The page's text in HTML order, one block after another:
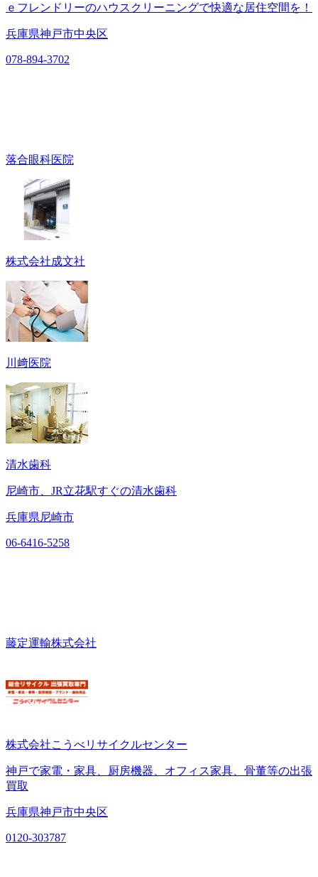
ｅフレンドリーのハウスクリーニングで快適な居住空間を！
兵庫県神戸市中央区
078-894-3702
落合眼科医院
株式会社成文社
川﨑医院
清水歯科
尼崎市、JR立花駅すぐの清水歯科
兵庫県尼崎市
06-6416-5258
藤定運輸株式会社
株式会社こうべリサイクルセンター
神戸で家電・家具、厨房機器、オフィス家具、骨董等の出張
買取
兵庫県神戸市中央区
0120-303787